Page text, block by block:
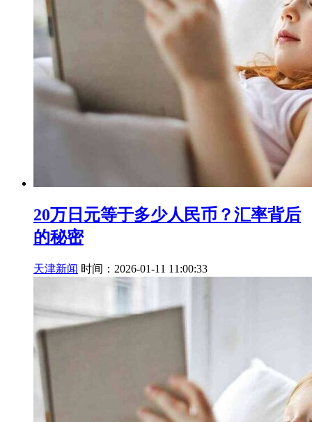
20万日元等于多少人民币？汇率背后
的秘密
天津新闻 时间：2026-01-11 11:00:33